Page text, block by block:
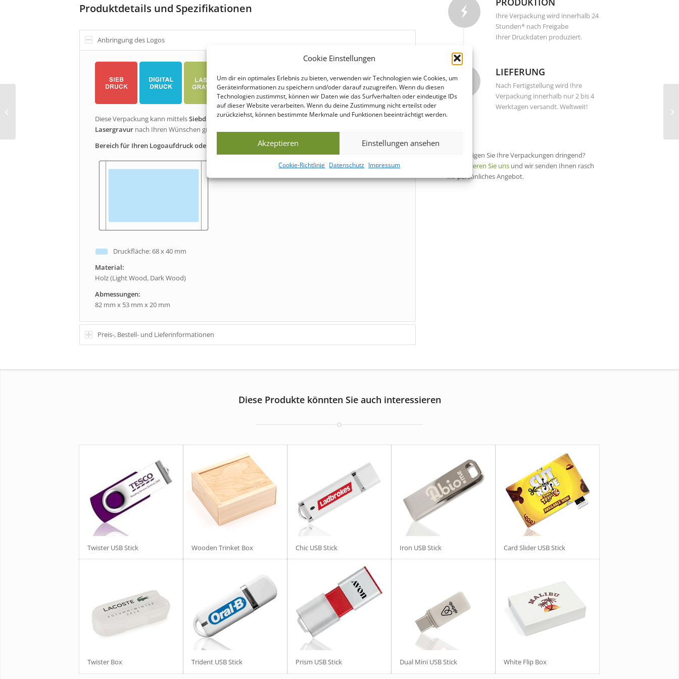
Cookie Einstellungen
Um dir ein optimales Erlebnis zu bieten, verwenden wir Technologien wie Cookies, um
Geräteinformationen zu speichern und/oder darauf zuzugreifen. Wenn du diesen
Technologien zustimmst, können wir Daten wie das Surfverhalten oder eindeutige IDs
auf dieser Website verarbeiten. Wenn du deine Zustimmung nicht erteilst oder
zurückziehst, können bestimmte Merkmale und Funktionen beeinträchtigt werden.
Akzeptieren Einstellungen ansehen
Cookie-Richtlinie Datenschutz Impressum
Produktdetails und Spezifikationen
Anbringung des Logos
Diese Verpackung kann mittelsSiebdruck(1-4 fbg.) undDigitaldruck(4c) bedruckt als auch mit
Lasergravur nach Ihren Wünschen graviert werden.
Bereich für Ihren Logoaufdruck oder Gravur:
Druckfläche: 68 x 40 mm
Material:
Holz (Light Wood, Dark Wood)
Abmessungen:
82 mm x 53 mm x 20 mm
Preis-, Bestell- und Lieferinformationen
Ihre Verpackung wird innerhalb 24
Stunden* nach Freigabe
Ihrer Druckdaten produziert.
LIEFERUNG
Nach Fertigstellung wird Ihre
Verpackung innerhalb nur 2 bis 4
Werktagen versandt. Weltweit!
*) Benötigen Sie Ihre Verpackungen dringend?
Kontaktieren Sie unsund wir senden Ihnen rasch
Ihr persönliches Angebot.
Diese Produkte könnten Sie auch interessieren
Twister USB Stick Wooden Trinket Box Chic USB Stick Iron USB Stick Card Slider USB Stick
Twister Box Trident USB Stick Prism USB Stick Dual Mini USB Stick White Flip Box